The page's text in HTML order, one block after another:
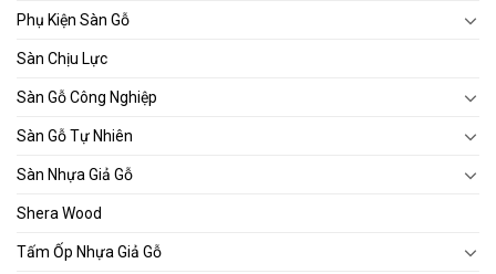
Phụ Kiện Sàn Gỗ
Sàn Chịu Lực
Sàn Gỗ Công Nghiệp
Sàn Gỗ Tự Nhiên
Sàn Nhựa Giả Gỗ
Shera Wood
Tấm Ốp Nhựa Giả Gỗ